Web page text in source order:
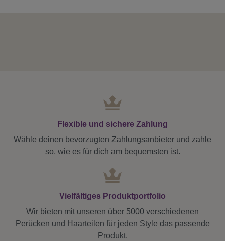
Flexible und sichere Zahlung
Wähle deinen bevorzugten Zahlungsanbieter und zahle
so, wie es für dich am bequemsten ist.
Vielfältiges Produktportfolio
Wir bieten mit unseren über 5000 verschiedenen
Perücken und Haarteilen für jeden Style das passende
Produkt.